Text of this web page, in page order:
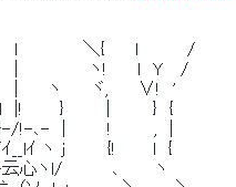
　 　 　 ＼{　　 l　　　　/　　
　 　 　 ヽ!　　 l　Y　 /　　
　ヽ　　 ヾ,　　 ∨!　'　　　
　　}　　　 |　　　 }　{　　　　
-　| 　 　 !　　　 ,　| 　 　 　
ヽ j　　　 {!　　　l　{　 　 　
l/　　　　､　 　 ヽ　　　　　